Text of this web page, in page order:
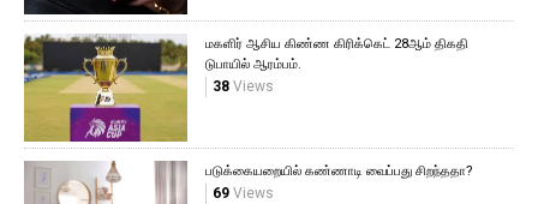
மகளிர் ஆசிய கிண்ண கிரிக்கெட் 28ஆம் திகதி
டுபாயில் ஆரம்பம்.
38Views
படுக்கையறையில் கண்ணாடி வைப்பது சிறந்ததா?
69Views